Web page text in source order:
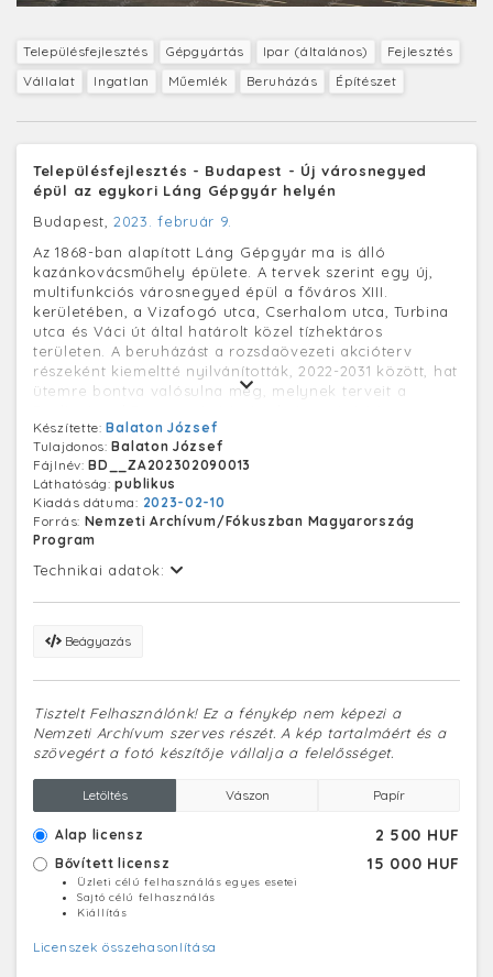
Településfejlesztés Gépgyártás Ipar (általános)
Fejlesztés
Vállalat
Ingatlan Műemlék Beruházás Építészet
Településfejlesztés - Budapest - Új városnegyed
épül az egykori Láng Gépgyár helyén
Budapest, 2023. február 9.
Az 1868-ban alapított Láng Gépgyár ma is álló
kazánkovácsműhely épülete. A tervek szerint egy új,
multifunkciós városnegyed épül a főváros XIII.
kerületében, a Vizafogó utca, Cserhalom utca, Turbina
utca és Váci út által határolt közel tízhektáros
területen. A beruházást a rozsdaövezeti akcióterv
részeként kiemeltté nyilvánították, 2022-2031 között, hat
ütemre bontva valósulna meg, melynek terveit a
Gépgyár egyike volt a magyar ipar legfontosabb
üzemeinek. Az 1880-as évektől már külföldre, a balkáni
országokba és Oroszországba is szállított, gyártmányai
sikerrel szerepeltek a nemzetközi kiállításokon. Fontos
szerepet játszott a hazai erőművek, ipari és közlekedési
vállalatok korszerű erőgépekkel, turbinákkal, illetve
dízelmotorokkal történő ellátásában. Láng László a
Váczi körúton, a mai Bajcsy-Zsilinszky úton nyitotta
telepére, ahol egészen a megszűnéséig működött. Az
védelem alatt álló épület áll, amelyek köré épülne a
Készítette:Balaton József
Tulajdonos:Balaton József
Fájlnév:BD__ZA202302090013
Láthatóság:publikus
Kiadás dátuma: 2023-02-10
Forrás: Nemzeti Archívum/Fókuszban Magyarország
Program
Technikai adatok:
Beágyazás
Tisztelt Felhasználónk! Ez a fénykép nem képezi a
Nemzeti Archívum szerves részét. A kép tartalmáért és a
szövegért a fotó készítője vállalja a felelősséget.
Letöltés Vászon Papír
Alap licensz 2 500 HUF
Bővített licensz 15 000 HUF
Üzleti célú felhasználás egyes esetei
Sajtó célú felhasználás
Kiállítás
Licenszek összehasonlítása